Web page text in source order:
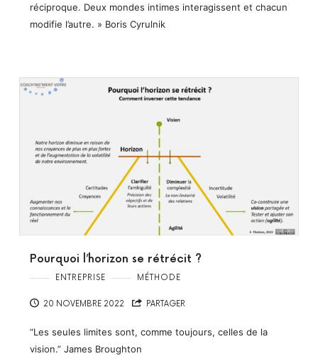
réciproque. Deux mondes intimes interagissent et chacun
modifie l’autre. » Boris Cyrulnik
Pourquoi l’horizon se rétrécit ?
ENTREPRISE MÉTHODE
20 NOVEMBRE 2022 PARTAGER
“Les seules limites sont, comme toujours, celles de la
vision.” James Broughton